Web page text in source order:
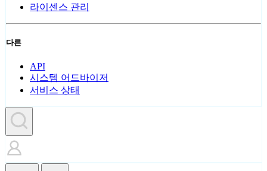
라이센스 관리
다른
API
시스템 어드바이저
서비스 상태